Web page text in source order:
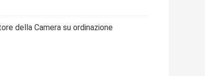
della Camera su ordinazione